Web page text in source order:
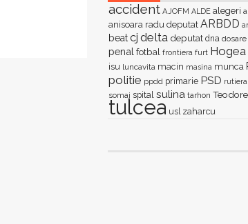
accident AJOFM ALDE alegeri
anisoara radu deputat ARBDD
beatcj delta deputat dna
penal fotbal frontiera furt Hogea
isu luncavita macin masina munca
politie ppdd primarie PSD rutiera
somaj spital sulina tarhon
tulcea usl zaharcu